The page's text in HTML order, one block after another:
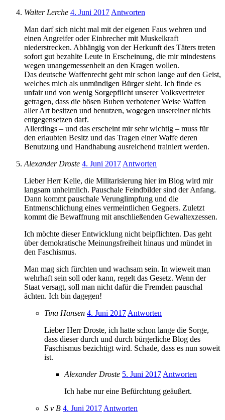
Walter Lerche 4. Juni 2017 Antworten
Man darf sich nicht mal mit der eigenen Faus wehren und
einen Angreifer oder Einbrecher mit Muskelkraft
niederstrecken. Abhängig von der Herkunft des Täters treten
sofort gut bezahlte Leute in Erscheinung, die mir mindestens
wegen unangemessenheit an den Kragen wollen.
Das deutsche Waffenrecht geht mir schon lange auf den Geist,
welches mich als unmündigen Bürger sieht. Ich finde es
unfair und von wenig Sorgepflicht unserer Volksvertreter
getragen, dass die bösen Buben verbotener Weise Waffen
aller Art besitzen und benutzen, wogegen unsereiner nichts
entgegensetzen darf.
Allerdings – und das erscheint mir sehr wichtig – muss für
den erlaubten Besitz und das Tragen einer Waffe deren
Benutzung und Handhabung ausreichend trainiert werden.
Alexander Droste 4. Juni 2017 Antworten
Lieber Herr Kelle, die Militarisierung hier im Blog wird mir
langsam unheimlich. Pauschale Feindbilder sind der Anfang.
Dann kommt pauschale Verunglimpfung und die
Entmenschlichung eines vermeintlichen Gegners. Zuletzt
kommt die Bewaffnung mit anschließenden Gewaltexzessen.
Ich möchte dieser Entwicklung nicht beipflichten. Das geht
über demokratische Meinungsfreiheit hinaus und mündet in
den Faschismus.
Man mag sich fürchten und wachsam sein. In wieweit man
wehrhaft sein soll oder kann, regelt das Gesetz. Wenn der
Staat versagt, soll man nicht dafür die Fremden pauschal
ächten. Ich bin dagegen!
Tina Hansen 4. Juni 2017 Antworten
Lieber Herr Droste, ich hatte schon lange die Sorge,
dass dieser durch und durch bürgerliche Blog des
Faschismus bezichtigt wird. Schade, dass es nun soweit
ist.
Alexander Droste 5. Juni 2017 Antworten
Ich habe nur eine Befürchtung geäußert.
S v B 4. Juni 2017 Antworten